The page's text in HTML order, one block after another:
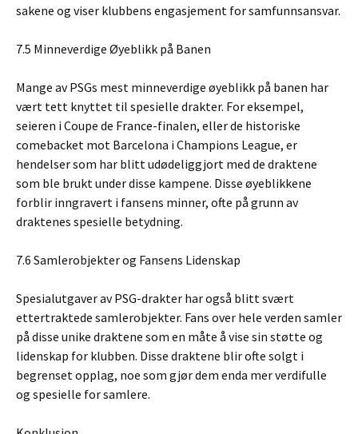
sakene og viser klubbens engasjement for samfunnsansvar.
7.5 Minneverdige Øyeblikk på Banen
Mange av PSGs mest minneverdige øyeblikk på banen har
vært tett knyttet til spesielle drakter. For eksempel,
seieren i Coupe de France-finalen, eller de historiske
comebacket mot Barcelona i Champions League, er
hendelser som har blitt udødeliggjort med de draktene
som ble brukt under disse kampene. Disse øyeblikkene
forblir inngravert i fansens minner, ofte på grunn av
draktenes spesielle betydning.
7.6 Samlerobjekter og Fansens Lidenskap
Spesialutgaver av PSG-drakter har også blitt svært
ettertraktede samlerobjekter. Fans over hele verden samler
på disse unike draktene som en måte å vise sin støtte og
lidenskap for klubben. Disse draktene blir ofte solgt i
begrenset opplag, noe som gjør dem enda mer verdifulle
og spesielle for samlere.